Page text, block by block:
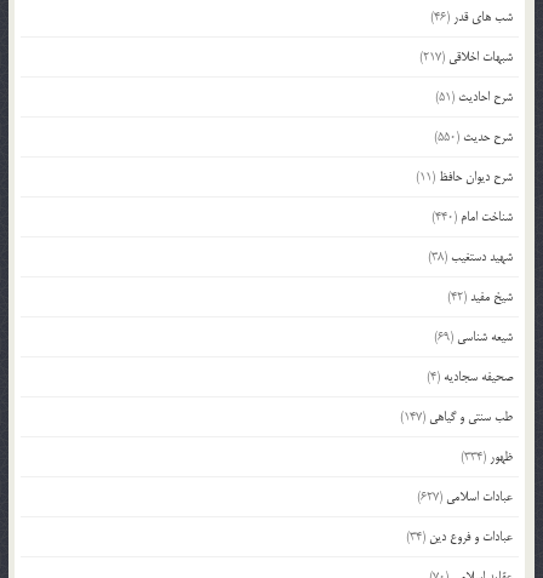
شب های قدر (46)
شبهات اخلاقی (217)
شرح احادیث (51)
شرح حدیث (550)
شرح دیوان حافظ (11)
شناخت امام (440)
شهید دستغیب(38)
شیخ مفید(42)
شیعه شناسی (69)
صحیفه سجادیه (4)
طب سنتی و گیاهی (147)
ظهور (334)
عبادات اسلامی (627)
عبادات و فروع دین (34)